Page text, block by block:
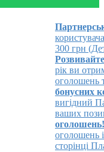
користувача!
300 грн
Розвивайте
рік ви
оголошень та
бонусних
вигідний
ваших
оголошень!
оголошень і
сторінці